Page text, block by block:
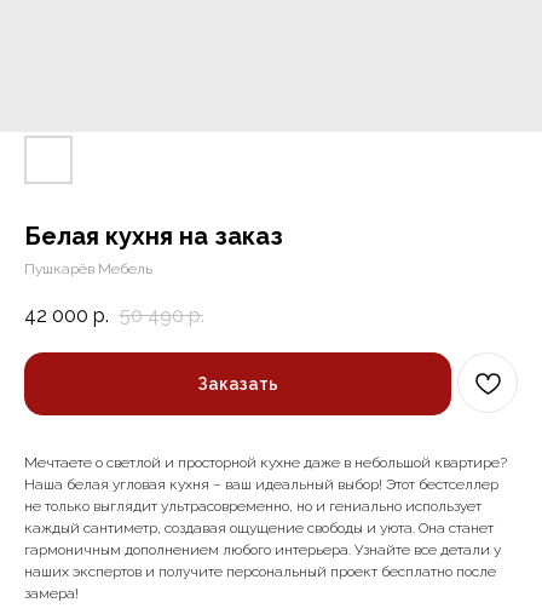
Белая кухня на заказ
Пушкарёв Мебель
42 000 р. 50 490 р.
Заказать
Мечтаете о светлой и просторной кухне даже в небольшой квартире?
Наша белая угловая кухня – ваш идеальный выбор! Этот бестселлер
не только выглядит ультрасовременно, но и гениально использует
каждый сантиметр, создавая ощущение свободы и уюта. Она станет
гармоничным дополнением любого интерьера. Узнайте все детали у
наших экспертов и получите персональный проект бесплатно после
замера!